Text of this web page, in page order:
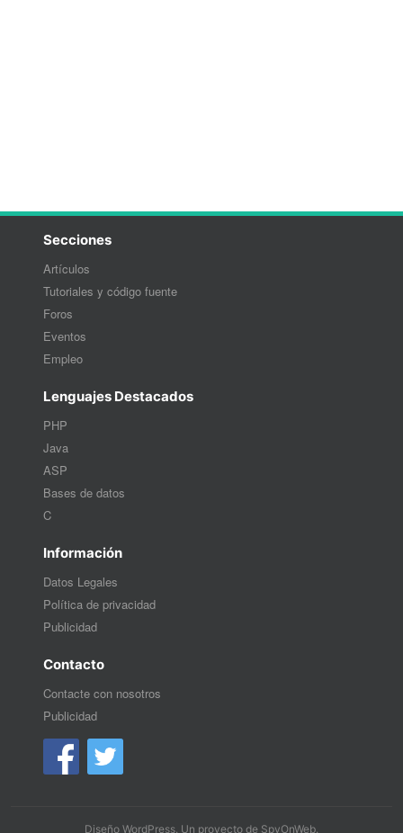
Secciones
Artículos
Tutoriales y código fuente
Foros
Eventos
Empleo
Lenguajes Destacados
PHP
Java
ASP
Bases de datos
C
Información
Datos Legales
Política de privacidad
Publicidad
Contacto
Contacte con nosotros
Publicidad
Diseño WordPress. Un proyecto de SpyOnWeb.